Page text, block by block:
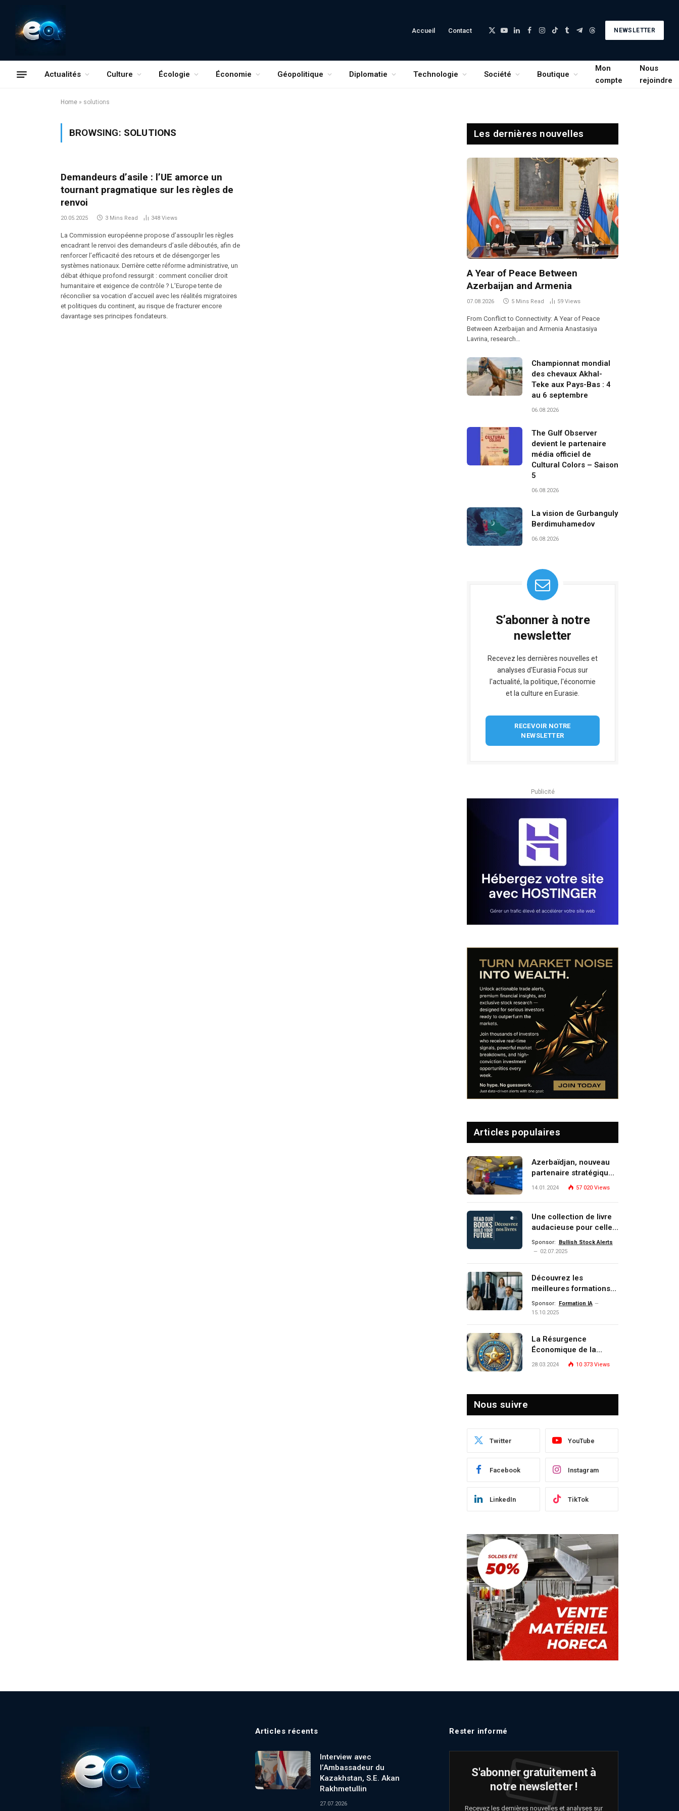
Accueil Contact
X
YouTube
LinkedInFacebook
Instagram
TikTokTumblrTelegramThreads
NEWSLETTER
Actualités Culture Écologie Économie Géopolitique Diplomatie Technologie Société Boutique
Mon
compte
Nous
rejoindre
Home » solutions
BROWSING: SOLUTIONS
Demandeurs d’asile : l’UE amorce un
tournant pragmatique sur les règles de
renvoi
20.05.2025 3 Mins Read 348 Views
La Commission européenne propose d’assouplir les règles
encadrant le renvoi des demandeurs d’asile déboutés, afin de
renforcer l’efficacité des retours et de désengorger les
systèmes nationaux. Derrière cette réforme administrative, un
débat éthique profond ressurgit : comment concilier droit
humanitaire et exigence de contrôle ? L’Europe tente de
réconcilier sa vocation d’accueil avec les réalités migratoires
et politiques du continent, au risque de fracturer encore
davantage ses principes fondateurs.
Les dernières nouvelles
A Year of Peace Between
Azerbaijan and Armenia
07.08.2026 5 Mins Read 59 Views
From Conflict to Connectivity: A Year of Peace
Between Azerbaijan and Armenia Anastasiya
Lavrina, research…
Championnat mondial
des chevaux Akhal-
Teke aux Pays-Bas : 4
au 6 septembre
06.08.2026
The Gulf Observer
devient le partenaire
média officiel de
Cultural Colors – Saison
5
06.08.2026
La vision de Gurbanguly
Berdimuhamedov
06.08.2026
S’abonner à notre
newsletter
Recevez les dernières nouvelles et
analyses d'Eurasia Focus sur
l'actualité, la politique, l'économie
et la culture en Eurasie.
RECEVOIR NOTRE
NEWSLETTER
Publicité
Articles populaires
Azerbaïdjan, nouveau
partenaire stratégique
de l’Union européenne
14.01.2024 57 020 Views
Une collection de livre
audacieuse pour celles
et ceux qui veulent
comprendre, investir et
Sponsor:
Bullish Stock Alerts
02.07.2025
Découvrez les
meilleures formations
Data, IA, automatisation
et investissement
écosystème d’experts
Sponsor:
Formation IA
15.10.2025
La Résurgence
Économique de la
Turquie : Naviguer dans
28.03.2024 10 373 Views
Nous suivre
Twitter YouTube
Facebook Instagram
LinkedIn TikTok
Articles récents
Interview avec
l’Ambassadeur du
Kazakhstan, S.E. Akan
Rakhmetullin
27.07.2026
Rester informé
S'abonner gratuitement à
notre newsletter !
Recevez les dernières nouvelles et analyses sur